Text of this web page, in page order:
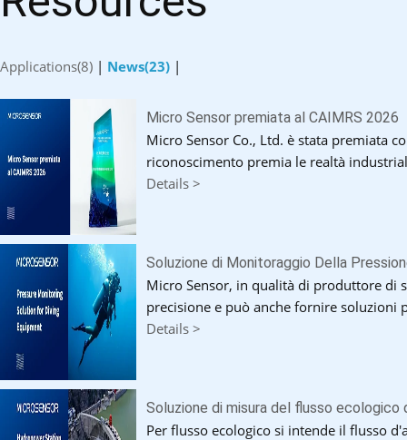
Applications(8) | News(23) |
Micro Sensor premiata al CAIMRS 2026
Micro Sensor Co., Ltd. è stata premiata
riconoscimento premia le realtà
Details >
Soluzione di Monitoraggio Della
Micro Sensor, in qualità di produttore di
precisione e può anche fornire soluzioni
Details >
Soluzione di misura del flusso
Per flusso ecologico si intende il flusso